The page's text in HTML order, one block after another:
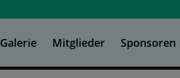
Galerie Mitglieder Sponsoren